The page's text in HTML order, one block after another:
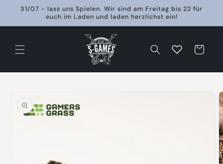
zum
31/07 - lass uns Spielen. Wir sind am Freitag bis 22 für
euch im Laden und laden herzlichst ein!
Warenkorb